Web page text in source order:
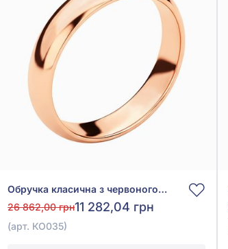
Обручка класична з червоного золота 585°, арт. КО035
26 862,00 грн11 282,04 грн
(арт. КО035)